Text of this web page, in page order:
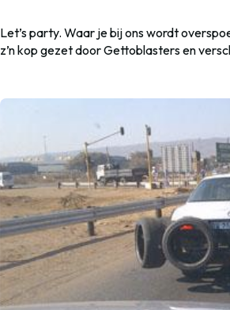
Let’s party. Waar je bij ons wordt
z’n kop gezet door Gettoblasters en